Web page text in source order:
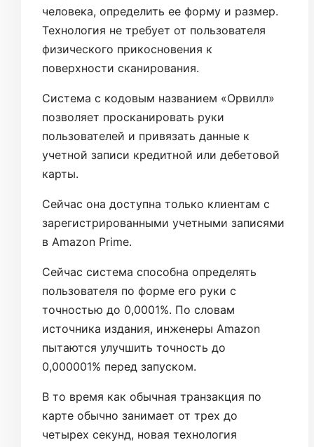
человека, определить ее форму и размер.
Технология не требует от пользователя
физического прикосновения к
поверхности сканирования.
Система с кодовым названием «Орвилл»
позволяет просканировать руки
пользователей и привязать данные к
учетной записи кредитной или дебетовой
карты.
Сейчас она доступна только клиентам с
зарегистрированными учетными записями
в Amazon Prime.
Сейчас система способна определять
пользователя по форме его руки с
точностью до 0,0001%. По словам
источника издания, инженеры Amazon
пытаются улучшить точность до
0,000001% перед запуском.
В то время как обычная транзакция по
карте обычно занимает от трех до
четырех секунд, новая технология